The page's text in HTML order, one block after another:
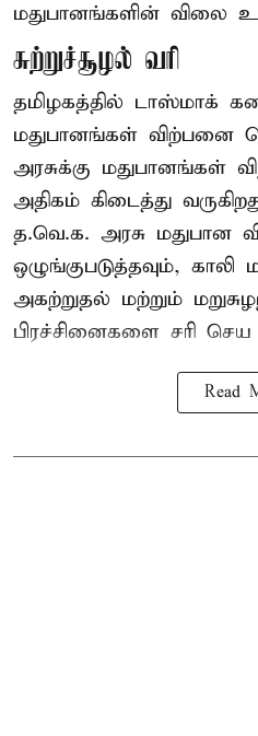
மதுபானங்களின் விலை
சுற்றுச்சூழல் வரி
தமிழகத்தில் டாஸ்மாக்
மதுபானங்கள் விற்பனை
அரசுக்கு மதுபானங்கள்
அதிகம் கிடைத்து
த.வெ.க. அரசு மதுபான
ஒழுங்குபடுத்தவும், காலி
அகற்றுதல் மற்றும்
பிரச்சினைகளை சரி செய
Read